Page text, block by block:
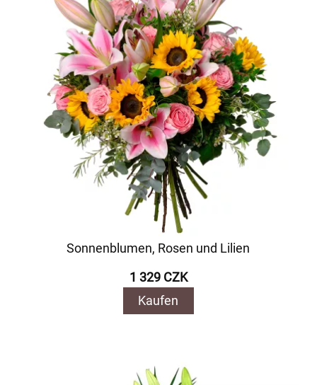
Sonnenblumen, Rosen und Lilien
1 329 CZK
Kaufen